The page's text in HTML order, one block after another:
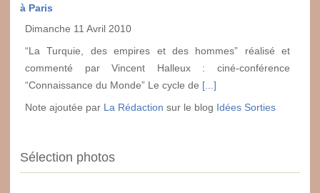
à Paris
Dimanche 11 Avril 2010
“La Turquie, des empires et des hommes” réalisé et
commenté par Vincent Halleux : ciné-conférence
“Connaissance du Monde” Le cycle de [...]
Note ajoutée par La Rédaction sur le blog Idées Sorties
Sélection photos